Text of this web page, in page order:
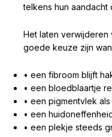
telkens hun aandacht
Het laten
goede keuze zijn
• een fibroom blijft
• een bloedblaartje
• een pigmentvlek
• een
• een plekje steeds